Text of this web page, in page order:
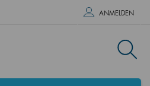
ANMELDEN